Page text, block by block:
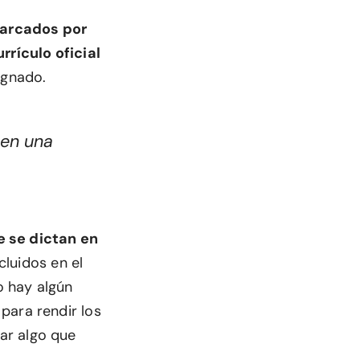
por
oficial
una
se dictan en
en el
hay algún
rendir los
algo que